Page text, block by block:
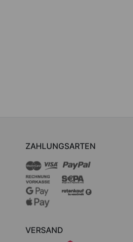
ZAHLUNGSARTEN
VERSAND